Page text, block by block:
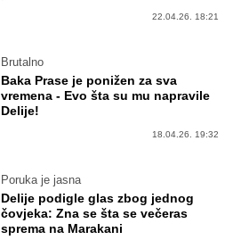
22.04.26. 18:21
Brutalno
Baka Prase je ponižen za sva
vremena - Evo šta su mu napravile
Delije!
18.04.26. 19:32
Poruka je jasna
Delije podigle glas zbog jednog
čovjeka: Zna se šta se večeras
sprema na Marakani